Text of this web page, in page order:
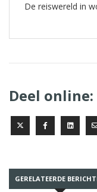
De reiswereld in
Deel online:
GERELATEERDE